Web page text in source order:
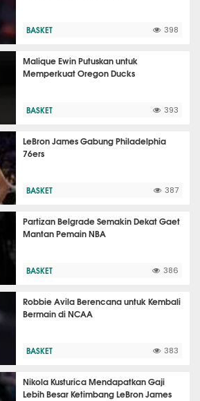
BASKET 398
Malique Ewin Putuskan untuk
Memperkuat Oregon Ducks
BASKET 393
LeBron James Gabung Philadelphia
76ers
BASKET 387
Partizan Belgrade Semakin Dekat Gaet
Mantan Pemain NBA
BASKET 386
Robbie Avila Berencana untuk Kembali
Bermain di NCAA
BASKET 383
Nikola Kusturica Mendapatkan Gaji
Lebih Besar Ketimbang LeBron James